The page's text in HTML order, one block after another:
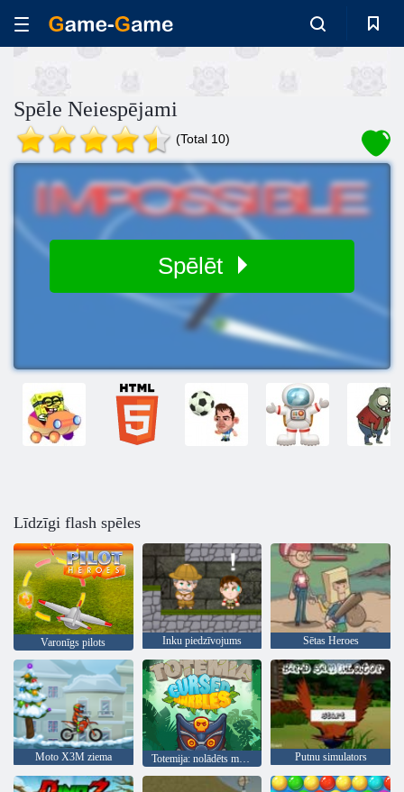
Spēle Neiespējami
(Total 10)
Spēlēt
Līdzīgi flash spēles
Varonīgs pilots Inku piedzīvojums Sētas Heroes
Moto X3M ziema Totemija: nolādēts marmors Putnu simulators